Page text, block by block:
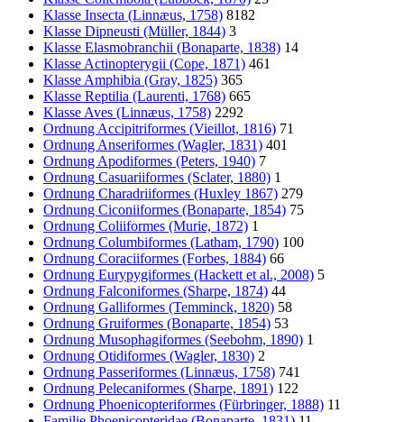
Klasse Insecta (Linnæus, 1758) 8182
Klasse Dipneusti (Müller, 1844) 3
Klasse Elasmobranchii (Bonaparte, 1838) 14
Klasse Actinopterygii (Cope, 1871) 461
Klasse Amphibia (Gray, 1825) 365
Klasse Reptilia (Laurenti, 1768) 665
Klasse Aves (Linnæus, 1758) 2292
Ordnung Accipitriformes (Vieillot, 1816) 71
Ordnung Anseriformes (Wagler, 1831) 401
Ordnung Apodiformes (Peters, 1940) 7
Ordnung Casuariiformes (Sclater, 1880) 1
Ordnung Charadriiformes (Huxley 1867) 279
Ordnung Ciconiiformes (Bonaparte, 1854) 75
Ordnung Coliiformes (Murie, 1872) 1
Ordnung Columbiformes (Latham, 1790) 100
Ordnung Coraciiformes (Forbes, 1884) 66
Ordnung Eurypygiformes (Hackett et al., 2008) 5
Ordnung Falconiformes (Sharpe, 1874) 44
Ordnung Galliformes (Temminck, 1820) 58
Ordnung Gruiformes (Bonaparte, 1854) 53
Ordnung Musophagiformes (Seebohm, 1890) 1
Ordnung Otidiformes (Wagler, 1830) 2
Ordnung Passeriformes (Linnæus, 1758) 741
Ordnung Pelecaniformes (Sharpe, 1891) 122
Ordnung Phoenicopteriformes (Fürbringer, 1888) 11